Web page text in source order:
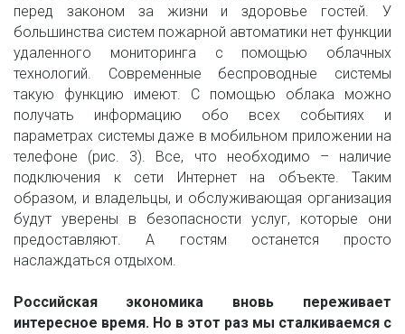
перед законом за жизни и здоровье гостей. У
большинства систем пожарной автоматики нет функции
удаленного мониторинга с помощью облачных
технологий. Современные беспроводные системы
такую функцию имеют. С помощью облака можно
получать информацию обо всех событиях и
параметрах системы даже в мобильном приложении на
телефоне (рис. 3). Все, что необходимо – наличие
подключения к сети Интернет на объекте. Таким
образом, и владельцы, и обслуживающая организация
будут уверены в безопасности услуг, которые они
предоставляют. А гостям останется просто
наслаждаться отдыхом.
Российская экономика вновь переживает
интересное время. Но в этот раз мы сталкиваемся с